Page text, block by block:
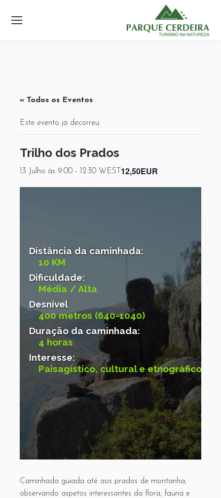
« Todos os Eventos
Este evento já decorreu.
Trilho dos Prados
13 Julho às 9:00 - 12:30 WEST 12,50EUR
Distância da caminhada:
Dificuldade:
Desnível
Duração da caminhada:
Interesse:
10 KM
Média / Alta
400 metros (640-1040)
4 horas
Paisagístico, cultural e etnográfico
Caminhada guiada até aos prados de montanha,
observando aspetos interessantes da flora, fauna e